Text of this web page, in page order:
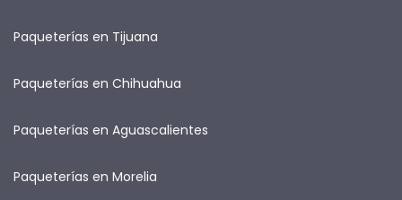
Paqueterías en Tijuana
Paqueterías en Chihuahua
Paqueterías en Aguascalientes
Paqueterías en Morelia